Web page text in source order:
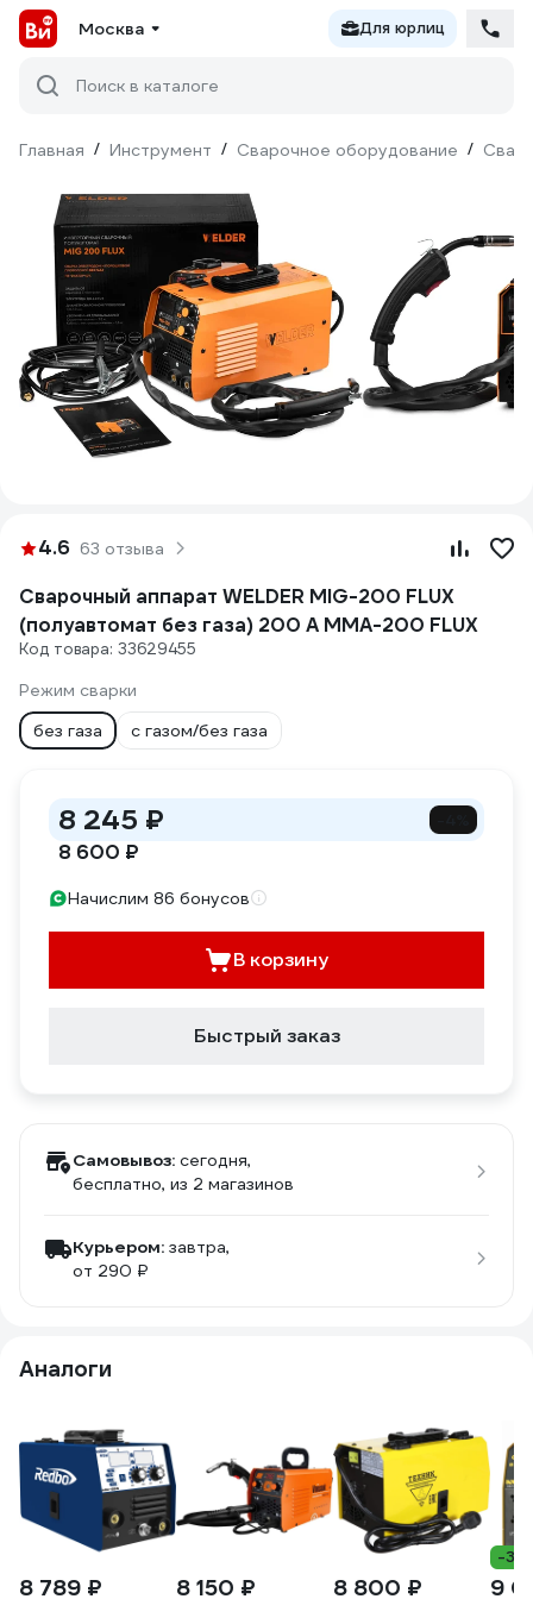
Москва Для юрлиц
Поиск в каталоге
Главная / Инструмент / Сварочное оборудование /
4.6 63 отзыва
Сварочный аппарат WELDER MIG-200 FLUX
(полуавтомат без газа) 200 А ММА-200 FLUX
Код товара: 33629455
Режим сварки
без газа
с газом/без газа
8 245 ₽
8 600 ₽
Начислим 86 бонусов
В корзину
Быстрый заказ
Самовывоз: сегодня,
бесплатно, из 2 магазинов
Курьером: завтра,
от 290 ₽
Аналоги
8 789 ₽ 8 150 ₽ 8 800 ₽
-
9